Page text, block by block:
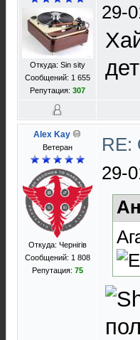
Откуда: Sin sity
Сообщений: 1 655
Репутация: 307
29-
Alex Kay
Ветеран
Откуда: Чернігів
Сообщений: 1 808
Репутация: 75
RE:
29-